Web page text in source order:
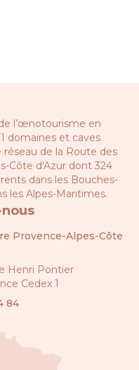
l’œnotourisme en
domaines et caves
de la Route des
Côte d'Azur dont 324
dans les Bouches-
les Alpes-Maritimes.
Provence-Alpes-Côte
Henri Pontier
Cedex 1
84